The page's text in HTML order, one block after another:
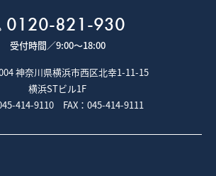
0120-821-930
受付時間／9:00～18:00
神奈川県横浜市西区北幸1-11-15
横浜STビル1F
414-9110 FAX：045-414-9111